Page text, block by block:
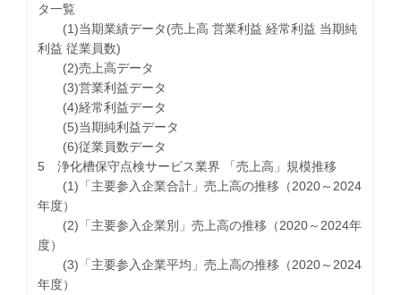
タ一覧
(1)当期業績データ(売上高 営業利益 経常利益 当期純
利益 従業員数)
(2)売上高データ
(3)営業利益データ
(4)経常利益データ
(5)当期純利益データ
(6)従業員数データ
5 浄化槽保守点検サービス業界 「売上高」規模推移
(1)「主要参入企業合計」売上高の推移（2020～2024
年度）
(2)「主要参入企業別」売上高の推移（2020～2024年
度）
(3)「主要参入企業平均」売上高の推移（2020～2024
年度）